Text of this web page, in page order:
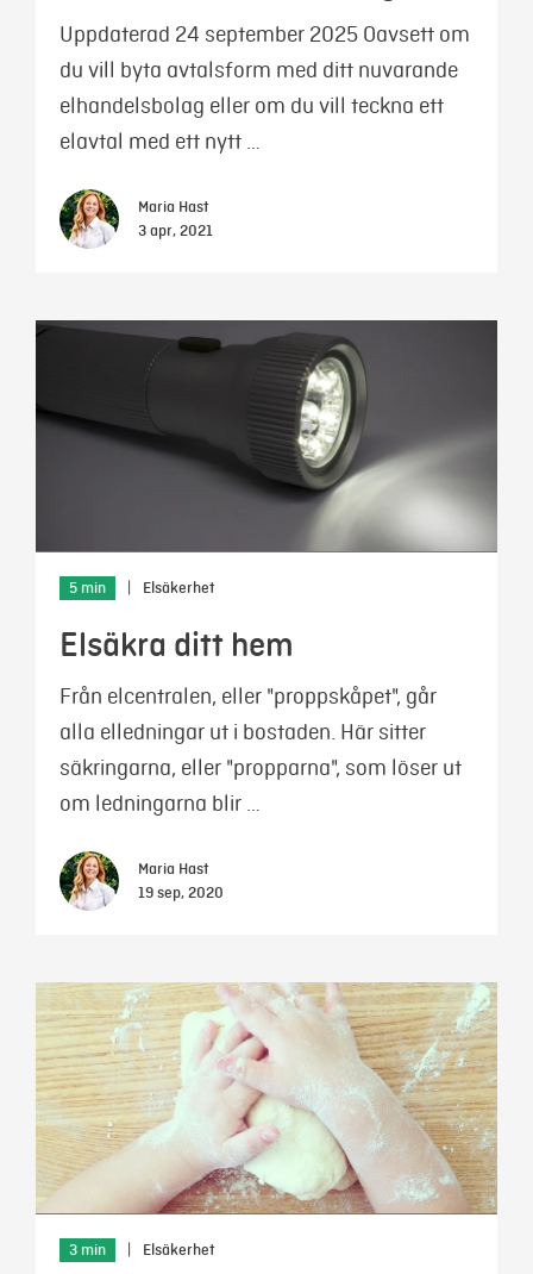
Uppdaterad 24 september 2025 Oavsett om
du vill byta avtalsform med ditt nuvarande
elhandelsbolag eller om du vill teckna ett
elavtal med ett nytt …
Maria Hast
3 apr, 2021
5 min Elsäkerhet
Elsäkra ditt hem
Från elcentralen, eller "proppskåpet", går
alla elledningar ut i bostaden. Här sitter
säkringarna, eller "propparna", som löser ut
om ledningarna blir …
Maria Hast
19 sep, 2020
3 min Elsäkerhet